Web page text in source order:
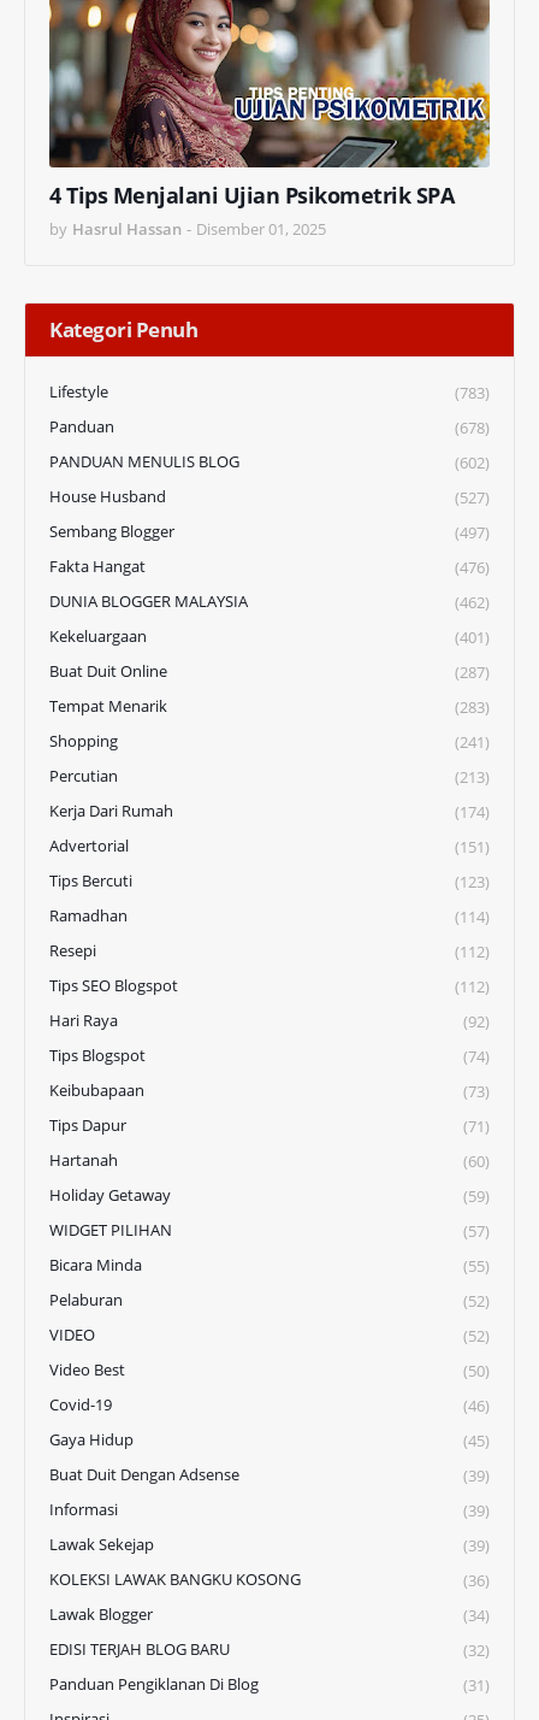
4 Tips Menjalani Ujian Psikometrik SPA
by Hasrul Hassan - Disember 01, 2025
Kategori Penuh
Lifestyle
(783)
Panduan
(678)
PANDUAN MENULIS BLOG
(602)
House Husband
(527)
Sembang Blogger
(497)
Fakta Hangat
(476)
DUNIA BLOGGER MALAYSIA
(462)
Kekeluargaan
(401)
Buat Duit Online
(287)
Tempat Menarik
(283)
Shopping
(241)
Percutian
(213)
Kerja Dari Rumah
(174)
Advertorial
(151)
Tips Bercuti
(123)
Ramadhan
(114)
Resepi
(112)
Tips SEO Blogspot
(112)
Hari Raya
(92)
Tips Blogspot
(74)
Keibubapaan
(73)
Tips Dapur
(71)
Hartanah
(60)
Holiday Getaway
(59)
WIDGET PILIHAN
(57)
Bicara Minda
(55)
Pelaburan
(52)
VIDEO
(52)
Video Best
(50)
Covid-19
(46)
Gaya Hidup
(45)
Buat Duit Dengan Adsense
(39)
Informasi
(39)
Lawak Sekejap
(39)
KOLEKSI LAWAK BANGKU KOSONG
(36)
Lawak Blogger
(34)
EDISI TERJAH BLOG BARU
(32)
Panduan Pengiklanan Di Blog
(31)